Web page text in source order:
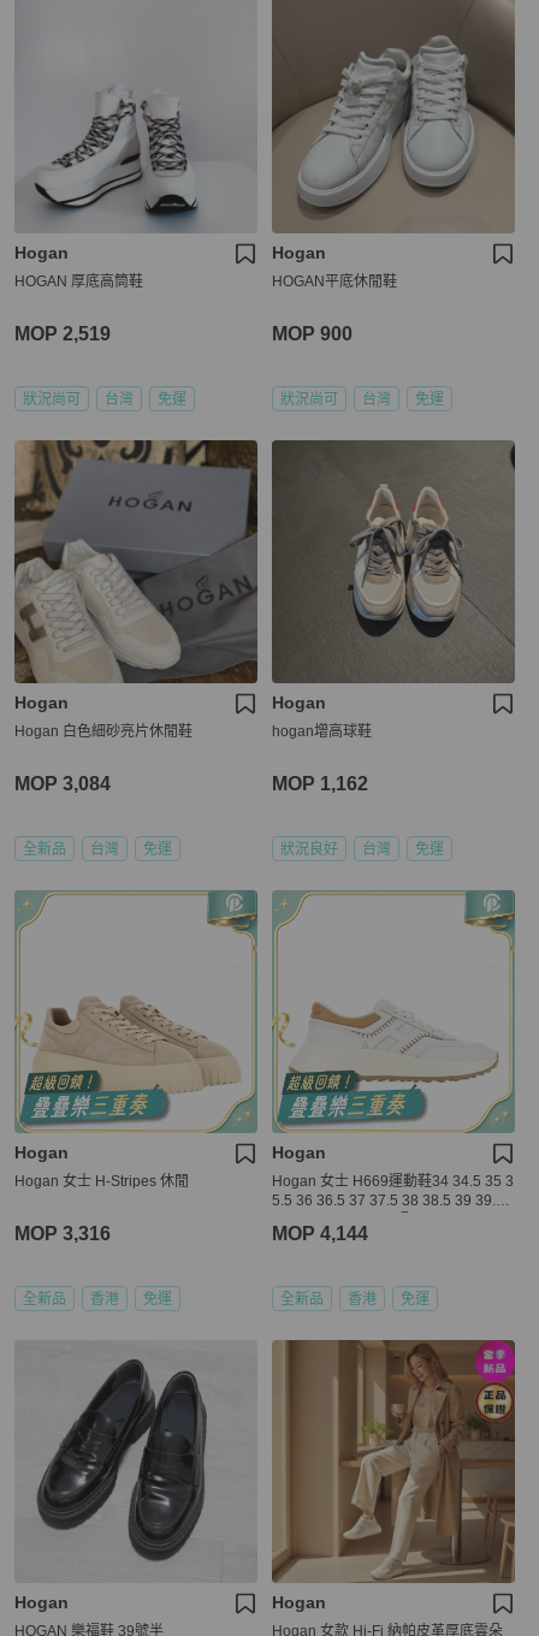
Hogan
HOGAN 厚底高筒鞋
MOP 2,519
狀況尚可 台灣 免運
Hogan
HOGAN平底休閒鞋
MOP 900
狀況尚可 台灣 免運
Hogan
Hogan 白色細砂亮片休閒鞋
MOP 3,084
全新品 台灣 免運
Hogan
hogan增高球鞋
MOP 1,162
狀況良好 台灣 免運
Hogan
Hogan 女士 H-Stripes 休閒
MOP 3,316
全新品 香港 免運
Hogan
Hogan 女士 H669運動鞋34 34.5 35 3
5.5 36 36.5 37 37.5 38 38.5 39 39.5
MOP 4,144
全新品 香港 免運
Hogan
HOGAN 樂福鞋 39號半
Hogan
Hogan 女款 Hi-Fi 納帕皮革厚底雲朵